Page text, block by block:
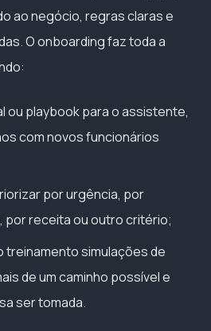
ao negócio, regras claras e
O onboarding faz toda a
ou playbook para o assistente,
com novos funcionários
por urgência, por
por receita ou outro critério;
treinamento simulações de
de um caminho possível e
ser tomada.